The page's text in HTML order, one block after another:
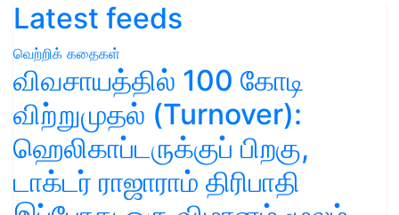
Latest feeds
வெற்றிக் கதைகள்
விவசாயத்தில் 100 கோடி
விற்றுமுதல் (Turnover):
ஹெலிகாப்டருக்குப் பிறகு,
டாக்டர் ராஜாராம் திரிபாதி